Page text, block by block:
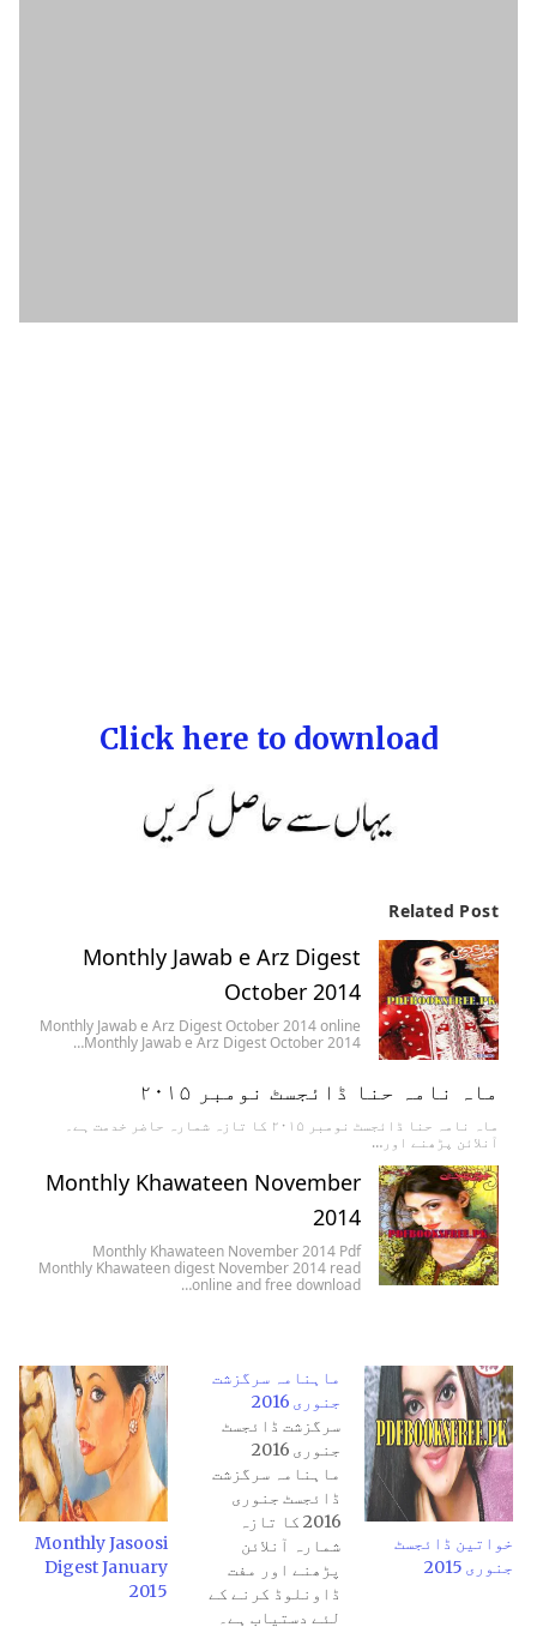
Click here to download
Related Post
Monthly Jawab e Arz Digest
October 2014
Monthly Jawab e Arz Digest October 2014 online
Monthly Jawab e Arz Digest October 2014…
ماہ نامہ حنا ڈائجسٹ نومبر ۲۰۱۵
ماہ نامہ حنا ڈائجسٹ نومبر ۲۰۱۵ کا تازہ شمارہ حاضر خدمت ہے۔
آنلائن پڑھنے اور…
Monthly Khawateen November
2014
Monthly Khawateen November 2014 Pdf
Monthly Khawateen digest November 2014 read
online and free download…
Monthly Jasoosi
Digest January
2015
ماہنامہ سرگزشت
جنوری 2016
سرگزشت ڈائجسٹ
جنوری 2016
ماہنامہ سرگزشت
ڈائجسٹ جنوری
2016 کا تازہ
شمارہ آنلائن
پڑھنے اور مفت
ڈاونلوڈ کرنے کے
لئے دستیاب ہے۔
خواتین ڈائجسٹ
جنوری 2015